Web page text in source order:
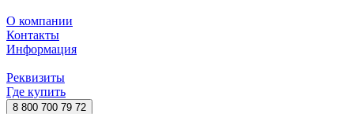
О компании
Контакты
Информация
Реквизиты
Где купить
8 800 700 79 72